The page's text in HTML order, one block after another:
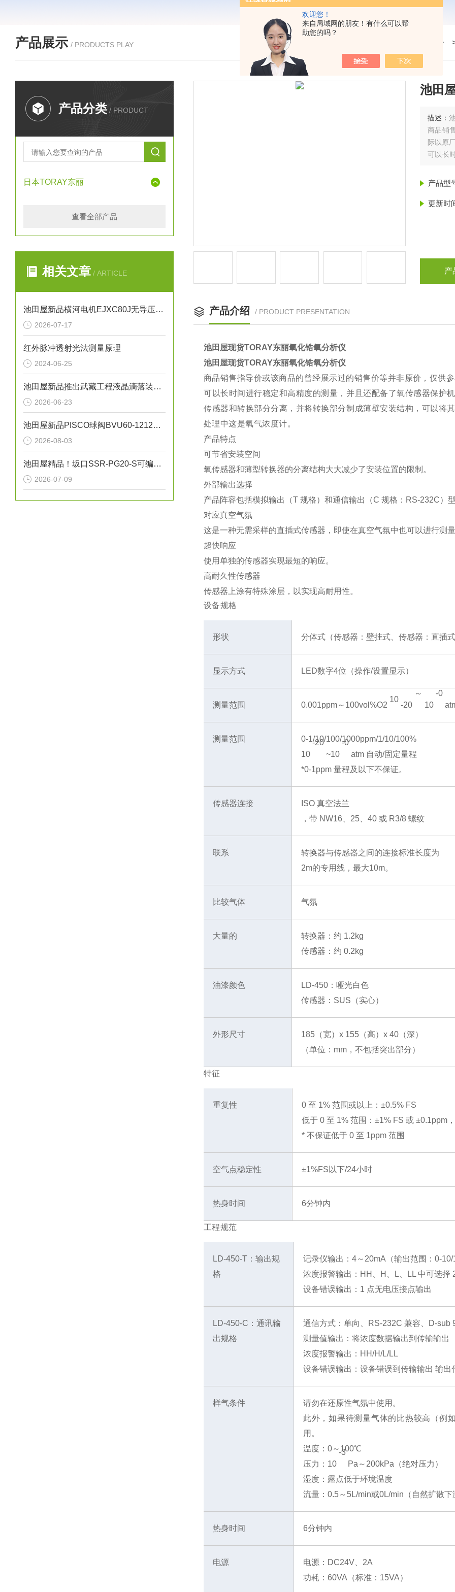
欢迎您！
来自局域网的朋友！有什么可以帮
助您的吗？
产品展示 / PRODUCTS PLAY >
产品分类 / PRODUCT
日本TORAY东丽
查看全部产品
相关文章 / ARTICLE
池田屋新品横河电机EJXC80J无导压管式隔膜密封系统
2026-07-17
红外脉冲透射光法测量原理
2024-06-25
池田屋新品推出武藏工程液晶滴落装置 MLC-7500
2026-06-23
池田屋新品PISCO球阀BVU60-1212正式发布
2026-08-03
池田屋精品！坂口SSR-PG20-S可编程温度控制器技术参数
2026-07-09
池田
描述：
商品销
际以原
可以长
并将转
产品型
更新时
产
产品介绍 / PRODUCT PRESENTATION
池田屋现货TORAY东丽氧化锆氧分析仪
池田屋现货TORAY东丽氧化锆氧分析仪
商品销售指导价或该商品的曾经展示过的销售价等并非原价，仅供
可以长时间进行稳定和高精度的测量，并且还配备了氧传感器保护
传感器和转换部分分离，并将转换部分制成薄壁安装结构，可以将
处理中这是氧气浓度计。
产品特点
可节省安装空间
氧传感器和薄型转换器的分离结构大大减少了安装位置的限制。
外部输出选择
产品阵容包括模拟输出（T 规格）和通信输出（C 规格：RS-232C）
对应真空气氛
这是一种无需采样的直插式传感器，即使在真空气氛中也可以进行测
超快响应
使用单独的传感器实现最短的响应。
高耐久性传感器
传感器上涂有特殊涂层，以实现高耐用性。
设备规格
形状 分体式（传感器：壁挂式、传感器：直插
显示方式 LED数字4位（操作/设置显示）
测量范围 0.001ppm～100vol%O2
10
-20
～
10
-0
测量范围
0-1/10/100/1000ppm/1/10/100%
10
-20
~10
-0
atm 自动/固定量程
*0-1ppm 量程及以下不保证。
传感器连接
ISO 真空法兰
，带 NW16、25、40 或 R3/8 螺纹
联系
转换器与传感器之间的连接标准长度为
2m的专用线，最大10m。
比较气体 气氛
大量的
转换器：约 1.2kg
传感器：约 0.2kg
油漆颜色
LD-450：哑光白色
传感器：SUS（实心）
外形尺寸
185（宽）x 155（高）x 40（深）
（单位：mm，不包括突出部分）
特征
重复性
0 至 1% 范围或以上：±0.5% FS
低于 0 至 1% 范围：±1% FS 或 ±0.1ppm
* 不保证低于 0 至 1ppm 范围
空气点稳定性 ±1%FS以下/24小时
热身时间 6分钟内
工程规范
LD-450-T：输出规
格
记录仪输出：4～20mA（输出范围：0-
浓度报警输出：HH、H、L、LL 中可选择
设备错误输出：1 点无电压接点输出
LD-450-C：通讯输
出规格
通信方式：单向、RS-232C 兼容、D-sub
测量值输出：将浓度数据输出到传输输出
浓度报警输出：HH/H/L/LL
设备错误输出：设备错误到传输输出 输出
样气条件
请勿在还原性气氛中使用。
此外，如果待测量气体的比热较高（例
用。
温度：0～100℃
压力：10
-3
Pa～200kPa（绝对压力）
湿度：露点低于环境温度
流量：0.5～5L/min或0L/min（自然扩散下
热身时间 6分钟内
电源
电源：DC24V、2A
功耗：60VA（标准：15VA）